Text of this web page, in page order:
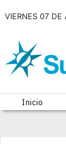
VIERNES 07 DE
Inicio